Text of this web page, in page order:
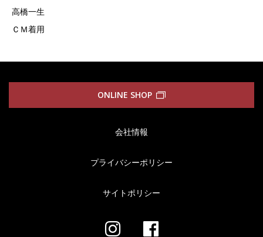
高橋一生
ＣＭ着用
ONLINE SHOP
会社情報
プライバシーポリシー
サイトポリシー